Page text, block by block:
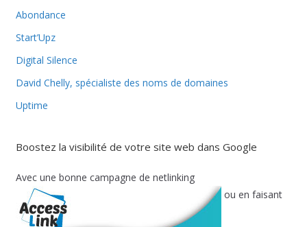
Abondance
Start’Upz
Digital Silence
David Chelly, spécialiste des noms de domaines
Uptime
Boostez la visibilité de votre site web dans Google
Avec une bonne campagne de netlinking
ou en faisant